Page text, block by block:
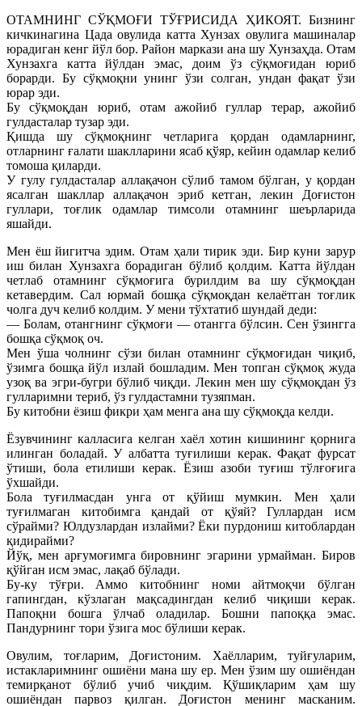
ОТАМНИНГ СЎҚМОҒИ ТЎҒРИСИДА ҲИКОЯТ. Бизнинг
кичкинагина Цада овулида катта Хунзах овулига машиналар
юрадиган кенг йўл бор. Район маркази ана шу Хунзаҳда. Отам
Хунзахга катта йўлдан эмас, доим ўз сўқмоғидан юриб
борарди. Бу сўқмоқни унинг ўзи солган, ундан фақат ўзи
юрар эди.
Бу сўқмоқдан юриб, отам ажойиб гуллар терар, ажойиб
гулдасталар тузар эди.
Қишда шу сўқмоқнинг четларига қордан одамларнинг,
отларнинг ғалати шаклларини ясаб қўяр, кейин одамлар келиб
томоша қиларди.
У гулу гулдасталар аллақачон сўлиб тамом бўлган, у қордан
ясалган шакллар аллақачон эриб кетган, лекин Доғистон
гуллари, тоғлик одамлар тимсоли отамнинг шеърларида
яшайди.
Мен ёш йигитча эдим. Отам ҳали тирик эди. Бир куни зарур
иш билан Хунзахга борадиган бўлиб қолдим. Катта йўлдан
четлаб отамнинг сўқмоғига бурилдим ва шу сўқмоқдан
кетавердим. Сал юрмай бошқа сўқмоқдан келаётган тоғлик
чолга дуч келиб колдим. У мени тўхтатиб шундай деди:
— Болам, отангнинг сўқмоғи — отангга бўлсин. Сен ўзингга
бошқа сўқмоқ оч.
Мен ўша чолнинг сўзи билан отамнинг сўқмоғидан чиқиб,
ўзимга бошқа йўл излай бошладим. Мен топган сўқмоқ жуда
узоқ ва эгри-бугри бўлиб чиқди. Лекин мен шу сўқмоқдан ўз
гулларимни териб, ўз гулдастамни тузяпман.
Бу китобни ёзиш фикри ҳам менга ана шу сўқмоқда келди.
Ёзувчининг калласига келган хаёл хотин кишининг қорнига
илинган боладай. У албатта туғилиши керак. Фақат фурсат
ўтиши, бола етилиши керак. Ёзиш азоби туғиш тўлғоғига
ўхшайди.
Бола туғилмасдан унга от қўйиш мумкин. Мен ҳали
туғилмаган китобимга қандай от қўяй? Гуллардан исм
сўрайми? Юлдузлардан излайми? Ёки пурдониш китоблардан
қидирайми?
Йўқ, мен арғумоғимга бировнинг эгарини урмайман. Биров
қўйган исм эмас, лақаб бўлади.
Бу-ку тўғри. Аммо китобнинг номи айтмоқчи бўлган
гапингдан, кўзлаган мақсадингдан келиб чиқиши керак.
Папоқни бошга ўлчаб оладилар. Бошни папоққа эмас.
Пандурнинг тори ўзига мос бўлиши керак.
Овулим, тоғларим, Доғистоним. Хаёлларим, туйғуларим,
истакларимнинг ошиёни мана шу ер. Мен ўзим шу ошиёндан
темирқанот бўлиб учиб чиқдим. Қўшиқларим ҳам шу
ошиёндан парвоз қилган. Доғистон менинг масканим.